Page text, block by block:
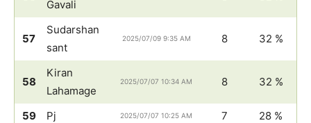
Gavali
57
Sudarshan
sant
2025/07/09 9:35 AM 8 32 %
58
Kiran
Lahamage
2025/07/07 10:34 AM 8 32 %
59 Pj 2025/07/07 10:25 AM 7
28 %